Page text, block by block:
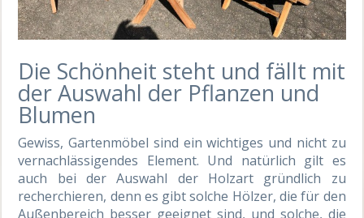
Die Schönheit steht und fällt mit
der Auswahl der Pflanzen und
Blumen
Gewiss, Gartenmöbel sind ein wichtiges und nicht zu
vernachlässigendes Element. Und natürlich gilt es
auch bei der Auswahl der Holzart gründlich zu
recherchieren, denn es gibt solche Hölzer, die für den
Außenbereich besser geeignet sind, und solche, die